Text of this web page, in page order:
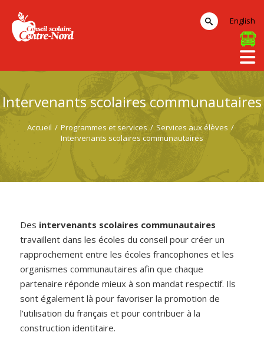
Intervenants scolaires communautaires
Accueil / Programmes et services / Services aux élèves /
Intervenants scolaires communautaires
Des intervenants scolaires communautaires
travaillent dans les écoles du conseil pour créer un
rapprochement entre les écoles francophones et les
organismes communautaires afin que chaque
partenaire réponde mieux à son mandat respectif. Ils
sont également là pour favoriser la promotion de
l’utilisation du français et pour contribuer à la
construction identitaire.
English